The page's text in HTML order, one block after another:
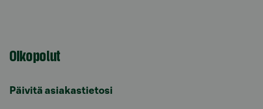
Oikopolut
Päivitä asiakastietosi